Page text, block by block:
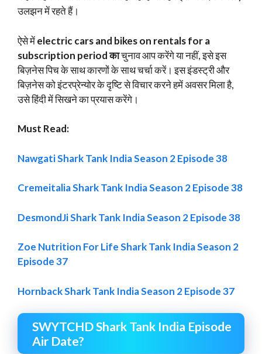
उलझन में रहते हैं।
ऐसे मेंelectric cars and bikes on rentals for a
subscription period काचुनाव आप करेंगे या नहीं, इसे इस
बिज़नेस पिच के साथ कारणों के साथ चर्चा करें। इस इंडस्ट्री और
बिज़नेस को इंटरप्रेन्योर के दृष्टि से विचार करने हमें अवसर मिला है,
उसे हिंदी में सिखने का प्रयास करेंगे।
Must Read:
Nawgati Shark Tank India Season 2 Episode 38
Cremeitalia Shark Tank India Season 2 Episode 38
DesmondJi Shark Tank India Season 2 Episode 38
Zoe Nutrition For Life Shark Tank India Season 2
Episode 37
Hornback Shark Tank India Season 2 Episode 37
SWYTCHD Shark Tank India Episode
Air Date?